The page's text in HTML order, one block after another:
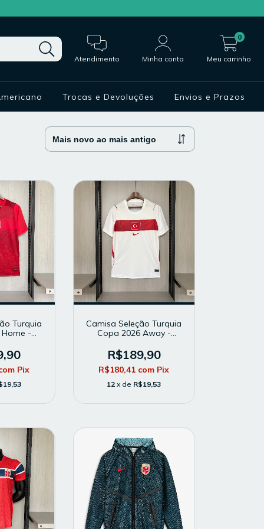
Atendimento Minha conta Meu carrinho
0
Trocas e Devoluções Envios e Prazos
Turquia
-
Pix
Camisa Seleção Turquia
Copa 2026 Away -
Torcedor - Branca
R$189,90
R$180,41 com Pix
12 x de R$19,53